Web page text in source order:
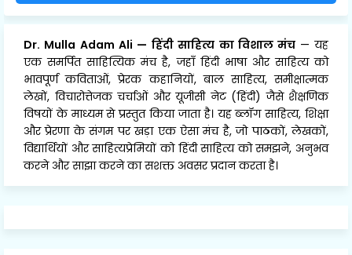
Dr. Mulla Adam Ali — हिंदी साहित्य का विशाल मंच — यह
एक समर्पित साहित्यिक मंच है, जहाँ हिंदी भाषा और साहित्य को
भावपूर्ण कविताओं, प्रेरक कहानियों, बाल साहित्य, समीक्षात्मक
लेखों, विचारोत्तेजक चर्चाओं और यूजीसी नेट (हिंदी) जैसे शैक्षणिक
विषयों के माध्यम से प्रस्तुत किया जाता है। यह ब्लॉग साहित्य, शिक्षा
और प्रेरणा के संगम पर खड़ा एक ऐसा मंच है, जो पाठकों, लेखकों,
विद्यार्थियों और साहित्यप्रेमियों को हिंदी साहित्य को समझने, अनुभव
करने और साझा करने का सशक्त अवसर प्रदान करता है।